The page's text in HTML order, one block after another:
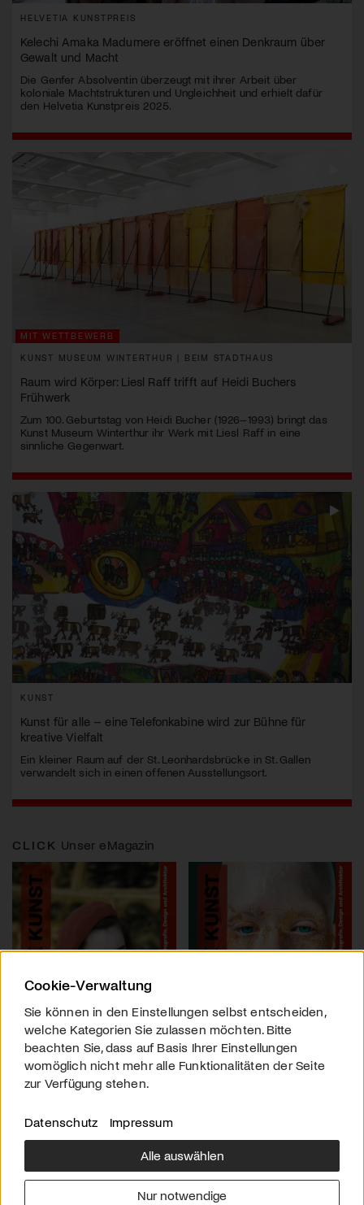
HELVETIA KUNSTPREIS
Kelechi Amaka Madumere eröffnet einen Denkraum über
Gewalt und Macht
Die Genfer Absolventin überzeugt mit ihrer Arbeit über
koloniale Machtstrukturen und Ungleichheit und erhielt dafür
den Helvetia Kunstpreis 2025.
MIT WETTBEWERB
KUNST MUSEUM WINTERTHUR | BEIM STADTHAUS
Raum wird Körper: Liesl Raff trifft auf Heidi Buchers
Frühwerk
Zum 100. Geburtstag von Heidi Bucher (1926–1993) bringt das
Kunst Museum Winterthur ihr Werk mit Liesl Raff in eine
sinnliche Gegenwart.
KUNST
Kunst für alle – eine Telefonkabine wird zur Bühne für
kreative Vielfalt
Ein kleiner Raum auf der St. Leonhardsbrücke in St. Gallen
verwandelt sich in einen offenen Ausstellungsort.
CLICK Unser eMagazin
Über uns
Downloads
Werben
Impressum
Cookie-Verwaltung
Sie können in den Einstellungen selbst entscheiden,
welche Kategorien Sie zulassen möchten. Bitte
beachten Sie, dass auf Basis Ihrer Einstellungen
womöglich nicht mehr alle Funktionalitäten der Seite
zur Verfügung stehen.
Datenschutz Impressum
Alle auswählen
Nur notwendige